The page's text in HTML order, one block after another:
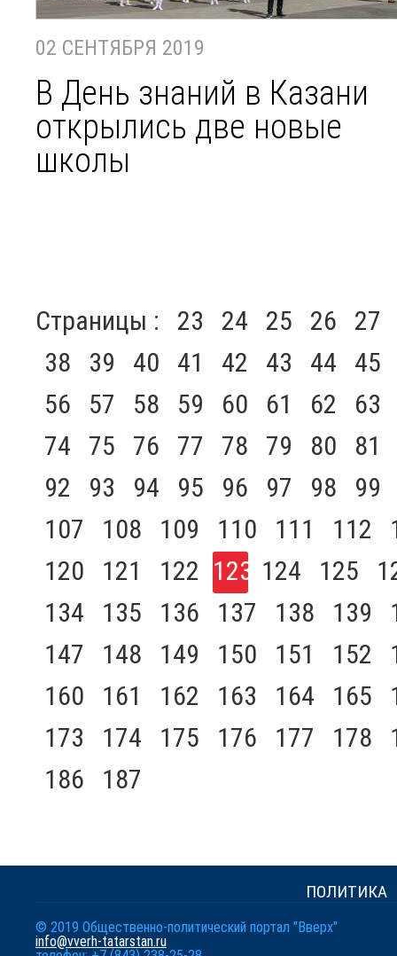
02 СЕНТЯБРЯ 2019
В День знаний в Казани
открылись две новые
школы
Страницы : 23 24 25 26
27
38
39 40 41 42 43 44
45
56
57 58 59 60 61 62
63
74
75 76 77 78 79 80
81
92
93 94 95 96 97 98
99
107
108 109 110 111 112
120
121 122 123 124 125
134
135 136 137 138 139
147
148 149 150 151 152
160
161 162 163 164 165
173
174 175 176 177 178
186
187
ПОЛИТИКА
© 2019 Общественно-политический портал "Вверх"
info@vverh-tatarstan.ru